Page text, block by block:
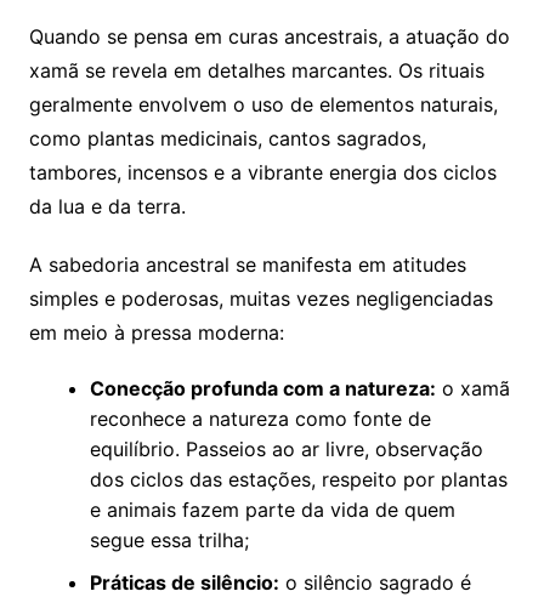
Quando se pensa em curas ancestrais, a atuação do
xamã se revela em detalhes marcantes. Os rituais
geralmente envolvem o uso de elementos naturais,
como plantas medicinais, cantos sagrados,
tambores, incensos e a vibrante energia dos ciclos
da lua e da terra.
A sabedoria ancestral se manifesta em atitudes
simples e poderosas, muitas vezes negligenciadas
em meio à pressa moderna:
Conecção profunda com a natureza: o xamã
reconhece a natureza como fonte de
equilíbrio. Passeios ao ar livre, observação
dos ciclos das estações, respeito por plantas
e animais fazem parte da vida de quem
segue essa trilha;
Práticas de silêncio: o silêncio sagrado é